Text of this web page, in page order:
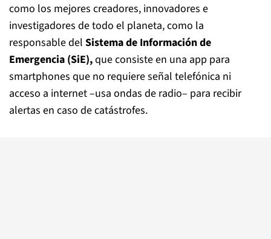
como los mejores creadores, innovadores e
investigadores de todo el planeta, como la
responsable del Sistema de Información de
Emergencia (SiE),que consiste en una app para
smartphones que no requiere señal telefónica ni
acceso a internet –usa ondas de radio– para recibir
alertas en caso de catástrofes.